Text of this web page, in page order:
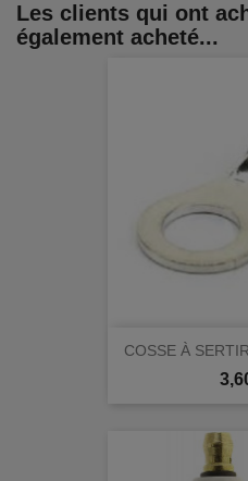
Les clients qui ont
également acheté...
COSSE À